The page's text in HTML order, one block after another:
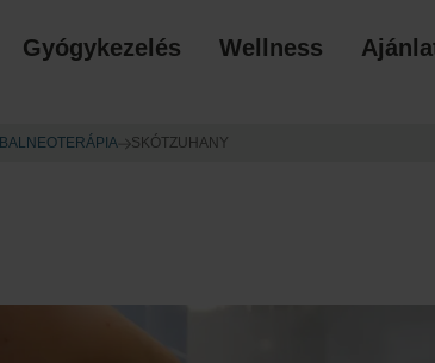
Gyógykezelés Wellness
BALNEOTERÁPIA SKÓTZUHANY